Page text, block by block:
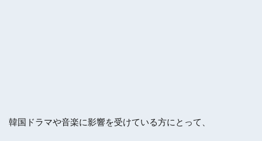
韓国ドラマや音楽に影響を受けている方にとって、